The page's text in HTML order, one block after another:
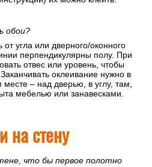
обои?
от угла или дверного/оконного
перпендикулярны полу. При
отвес или уровень, чтобы
оклеивание нужно в
– над дверью, в углу, там,
мебелью или занавесками.
на стену
что бы первое полотно